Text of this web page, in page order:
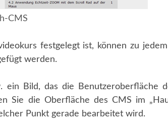
CMS
festgelegt ist, können zu
werden.
ein Bild, das die Benutzeroberfläche
Sie die Oberfläche des CMS im
Punkt gerade bearbeitet wird.